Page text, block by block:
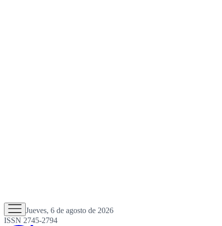
Jueves, 6 de agosto de 2026
ISSN 2745-2794